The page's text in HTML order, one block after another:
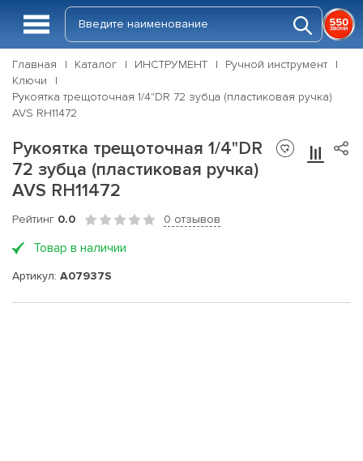
Главная Каталог ИНСТРУМЕНТ
Ручной инструмент
Ключи
Рукоятка трещоточная 1/4"DR 72 зубца (пластиковая ручка)
AVS RH11472
Рукоятка трещоточная 1/4"DR
72 зубца (пластиковая ручка)
AVS RH11472
Рейтинг 0.0 0 отзывов
Товар в наличии
Артикул: A07937S